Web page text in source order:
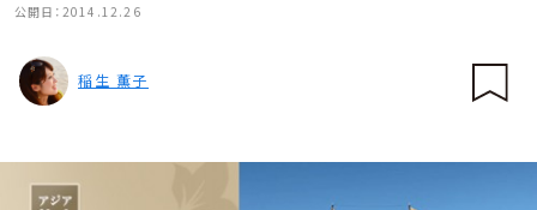
公開日： 2014.12.26
稲生 薫子